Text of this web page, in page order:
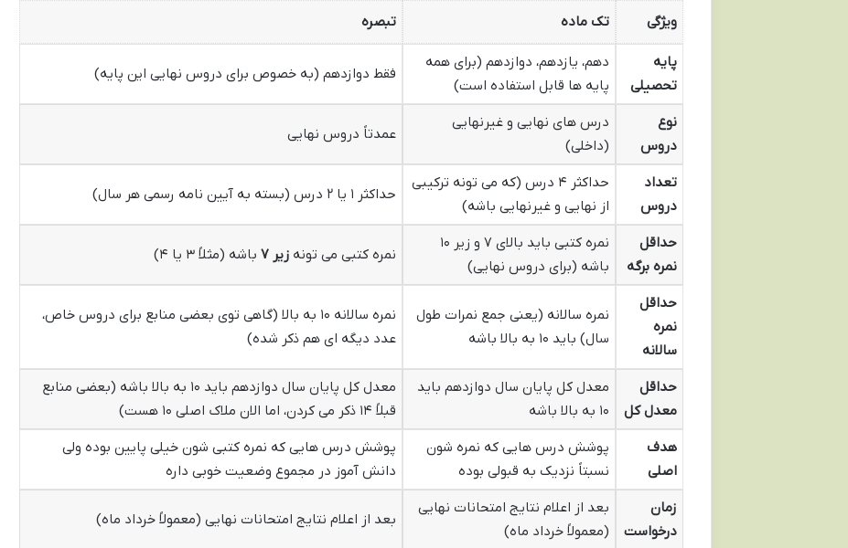
ویژگی تک ماده تبصره
پایه
تحصیلی
دهم، یازدهم، دوازدهم (برای همه
پایه ها قابل استفاده است)
فقط دوازدهم (به خصوص برای دروس نهایی این پایه)
نوع
دروس
درس های نهایی و غیرنهایی
(داخلی)
عمدتاً دروس نهایی
تعداد
دروس
حداکثر ۴ درس (که می تونه ترکیبی
از نهایی و غیرنهایی باشه)
حداکثر ۱ یا ۲ درس (بسته به آیین نامه رسمی هر سال)
حداقل
نمره برگه
نمره کتبی باید بالای ۷ و زیر ۱۰
باشه (برای دروس نهایی)
نمره کتبی می تونهزیر ۷ باشه (مثلاً ۳ یا ۴)
حداقل
نمره
سالانه
نمره سالانه (یعنی جمع نمرات طول
سال) باید ۱۰ به بالا باشه
نمره سالانه ۱۰ به بالا (گاهی توی بعضی منابع برای دروس خاص،
عدد دیگه ای هم ذکر شده)
حداقل
معدل کل
معدل کل پایان سال دوازدهم باید
۱۰ به بالا باشه
معدل کل پایان سال دوازدهم باید ۱۰ به بالا باشه (بعضی منابع
قبلاً ۱۴ ذکر می کردن، اما الان ملاک اصلی ۱۰ هست)
هدف
اصلی
پوشش درس هایی که نمره شون
نسبتاً نزدیک به قبولی بوده
پوشش درس هایی که نمره کتبی شون خیلی پایین بوده ولی
دانش آموز در مجموع وضعیت خوبی داره
زمان
درخواست
بعد از اعلام نتایج امتحانات نهایی
(معمولاً خرداد ماه)
بعد از اعلام نتایج امتحانات نهایی (معمولاً خرداد ماه)